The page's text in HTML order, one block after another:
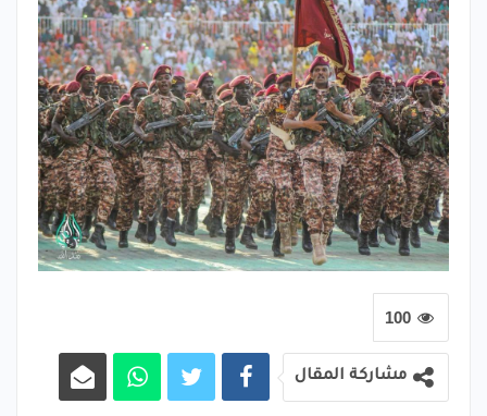
100
مشاركة المقال